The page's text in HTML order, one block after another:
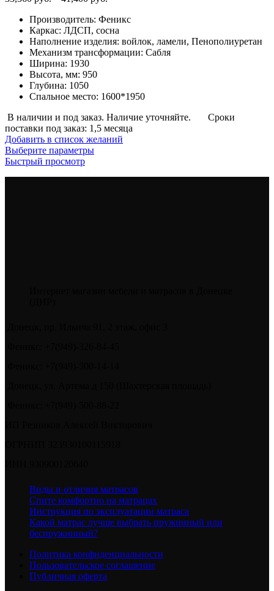
33,360
руб.
–
41,400
Производитель: Феникс
Каркас: ЛДСП, сосна
Наполнение изделия: войлок, ламели, Пенополиуретан
Механизм трансформации: Сабля
Ширина: 1930
Высота, мм: 950
Глубина: 1050
Спальное место: 1600*1950
В наличии и под заказ. Наличие уточняйте.
Сроки
поставки под заказ: 1,5 месяца
Добавить в список желаний
Выберите параметрыЭтот
Быстрый просмотр
Виды и отличия матрасов
Спите комфортно на матрацах
Инструкция по эксплуатации матраса
Какой матрас лучше выбрать пружинный или
беспружинный?
Политика конфиденциальности
Пользовательское соглашение
Публичная оферта